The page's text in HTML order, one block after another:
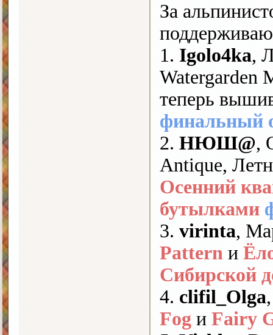
За
1. Igolo4ka,
Watergarden
теперь
финальный
2. НЮШ@,
Antique,
Осенний
бутылками
3. virinta,
Pattern и
Сибирской
4. clifil_Olga
Fog и Fairy